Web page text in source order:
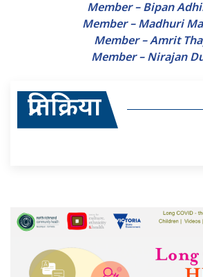
Member – Bipan
Member – Madhuri
Member – Amrit
Member – Nirajan
प्रतिक्रिया